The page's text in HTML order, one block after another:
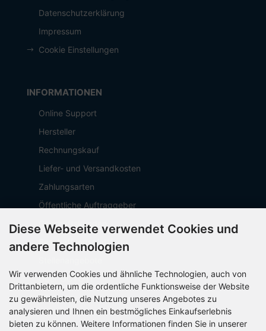
Datenschutzerklärung
Impressum
Cookie Einstellungen
INFORMATIONEN
Online Support
Hersteller
Rechnungskauf
Liefer- und Versandkosten
Zahlungsarten
Öffentliche Auftraggeber
Geschäftskunden
Beschaffungsplattform
Über OCTO IT
Sitemap
Diese Webseite verwendet Cookies und
andere Technologien
Wir verwenden Cookies und ähnliche Technologien, auch von
Drittanbietern, um die ordentliche Funktionsweise der Website
zu gewährleisten, die Nutzung unseres Angebotes zu
analysieren und Ihnen ein bestmögliches Einkaufserlebnis
bieten zu können. Weitere Informationen finden Sie in unserer